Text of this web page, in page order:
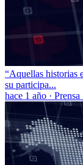
“Aquellas historias
su participa...
hace 1 año ·